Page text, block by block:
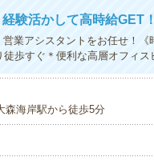
験活かして高時給GET
業アシスタントをお任せ！《
歩すぐ＊便利な高層オフィス
森海岸駅から徒歩5分